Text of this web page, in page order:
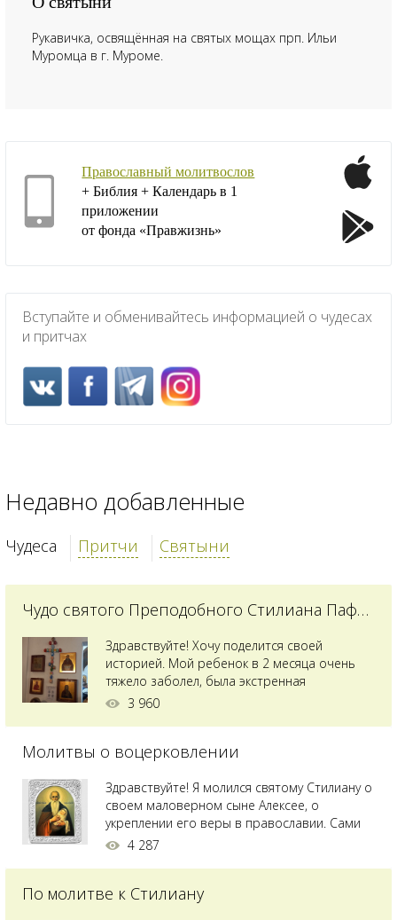
Рукавичка, освящённая на святых мощах прп. Ильи
Муромца в г. Муроме.
Православный молитвослов
+ Библия + Календарь в 1
приложении
от фонда «Правжизнь»
Вступайте и обменивайтесь информацией о чудесах
и притчах
Недавно добавленные
Чудеса Притчи Святыни
Чудо святого Преподобного Стилиана Пафлагонского
Здравствуйте! Хочу поделится своей
историей. Мой ребенок в 2 месяца очень
тяжело заболел, была экстренная
сложнейшая операция, состояние после
святого Владимира я увидела незнакомую
позже прочитав про него, узнала про
Преподобного...
3 960
Молитвы о воцерковлении
Здравствуйте! Я молился святому Стилиану о
своем маловерном сыне Алексее, о
укреплении его веры в православии. Сами
мы с супругой воцерковлены. Через год
вершину. Приложились к множеству святынь
4 287
По молитве к Стилиану